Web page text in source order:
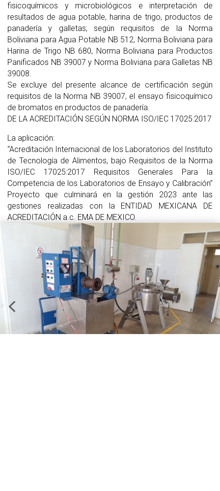
fisicoquímicos y microbiológicos e interpretación de
resultados de agua potable, harina de trigo, productos de
panadería y galletas; según requisitos de la Norma
Boliviana para Agua Potable NB 512, Norma Boliviana para
Harina de Trigo NB 680, Norma Boliviana para Productos
Panificados NB 39007 y Norma Boliviana para Galletas NB
39008.
Se excluye del presente alcance de certificación según
requisitos de la Norma NB 39007, el ensayo fisicoquímico
de bromatos en productos de panadería.
DE LA ACREDITACIÓN SEGÚN NORMA ISO/IEC 17025:2017
La aplicación:
“Acreditación Internacional de los Laboratorios del Instituto
de Tecnología de Alimentos, bajo Requisitos de la Norma
ISO/IEC 17025:2017 Requisitos Generales Para la
Competencia de los Laboratorios de Ensayo y Calibración”
Proyecto que culminará en la gestión 2023 ante las
gestiones realizadas con la ENTIDAD MEXICANA DE
ACREDITACIÓN a.c. EMA DE MEXICO.